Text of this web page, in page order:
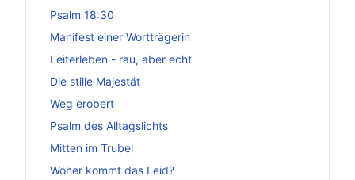
Psalm 18:30
Manifest einer Wortträgerin
Leiterleben - rau, aber echt
Die stille Majestät
Weg erobert
Psalm des Alltagslichts
Mitten im Trubel
Woher kommt das Leid?